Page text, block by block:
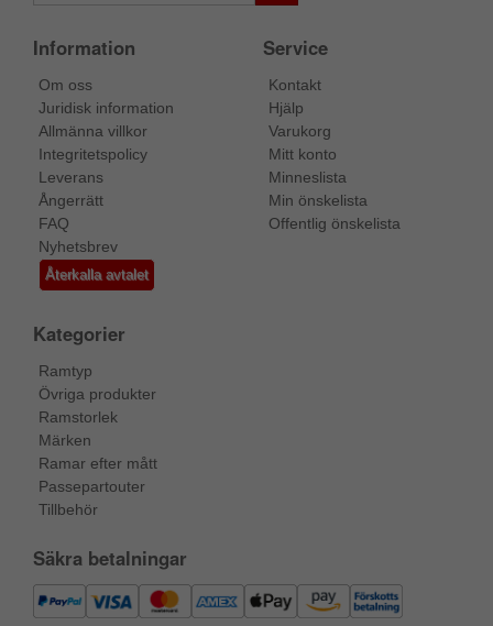
Information
Om oss
Juridisk information
Allmänna villkor
Integritetspolicy
Leverans
Ångerrätt
FAQ
Nyhetsbrev
Återkalla avtalet
Service
Kontakt
Hjälp
Varukorg
Mitt konto
Minneslista
Min önskelista
Offentlig önskelista
Kategorier
Ramtyp
Övriga produkter
Ramstorlek
Märken
Ramar efter mått
Passepartouter
Tillbehör
Säkra betalningar